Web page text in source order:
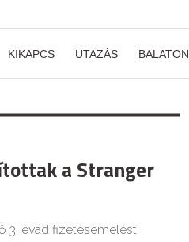
KIKAPCS UTAZÁS BALATON
a Stranger
évad fizetésemelést